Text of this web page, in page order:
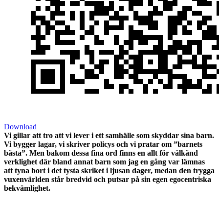
Download
Vi gillar att tro att vi lever i ett samhälle som skyddar sina barn.
Vi bygger lagar, vi skriver policys och vi pratar om ”barnets
bästa”. Men bakom dessa fina ord finns en allt för välkänd
verklighet där bland annat barn som jag en gång var lämnas
att tyna bort i det tysta skriket i ljusan dager, medan den trygga
vuxenvärlden står bredvid och putsar på sin egen egocentriska
bekvämlighet.